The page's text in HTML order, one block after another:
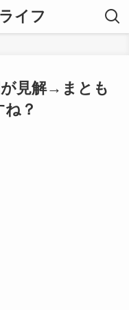
イフ
見解→まとも
？